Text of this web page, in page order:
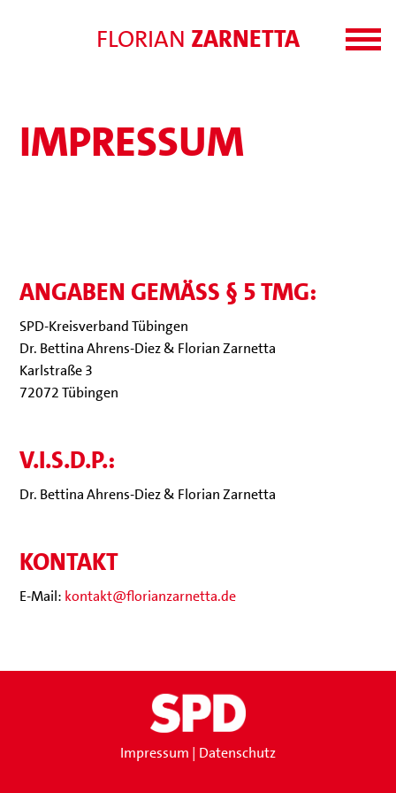
FLORIAN ZARNETTA
IMPRESSUM
ANGABEN GEMÄSS § 5 TMG:
SPD-Kreis­ver­band Tübingen
Dr. Bettina Ahrens-Diez & Florian Zarnetta
Karl­straße 3
72072 Tübingen
V.I.S.D.P.:
Dr. Bettina Ahrens-Diez & Florian Zarnetta
KONTAKT
E-Mail: kontak­t@­flo­ri­a­nz­ar­netta.de
Impressum | Datenschutz